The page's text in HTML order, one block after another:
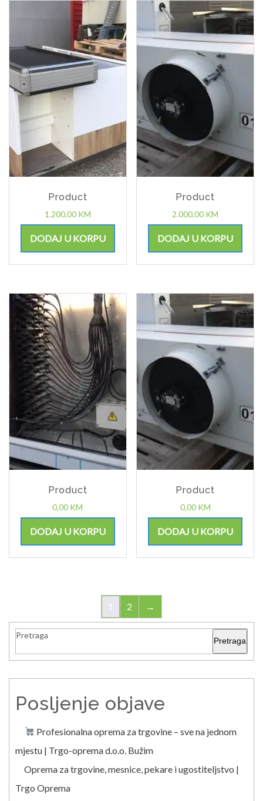
Product
1.200,00 KM
DODAJ U KORPU
Product
2.000,00 KM
DODAJ U KORPU
Product
0,00 KM
DODAJ U KORPU
Product
0,00 KM
DODAJ U KORPU
1 2 →
Pretraga
Pretraga
Posljenje objave
Profesionalna oprema za trgovine – sve na jednom
mjestu | Trgo-oprema d.o.o. Bužim
Oprema za trgovine, mesnice, pekare i ugostiteljstvo |
Trgo Oprema